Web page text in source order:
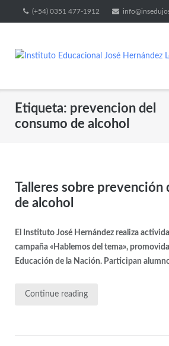
(+54) 0351 477-1912
Etiqueta: prevencion del
consumo de alcohol
Talleres sobre prevención
de alcohol
El Instituto José Hernández realiza
campaña «Hablemos del tema»,
Educación de la Nación. Participan
Continue reading